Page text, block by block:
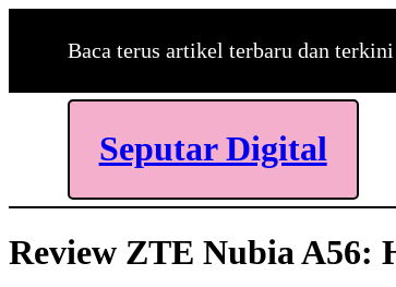
Baca terus artikel terbaru dan
Seputar Digital
Review ZTE Nubia A56: